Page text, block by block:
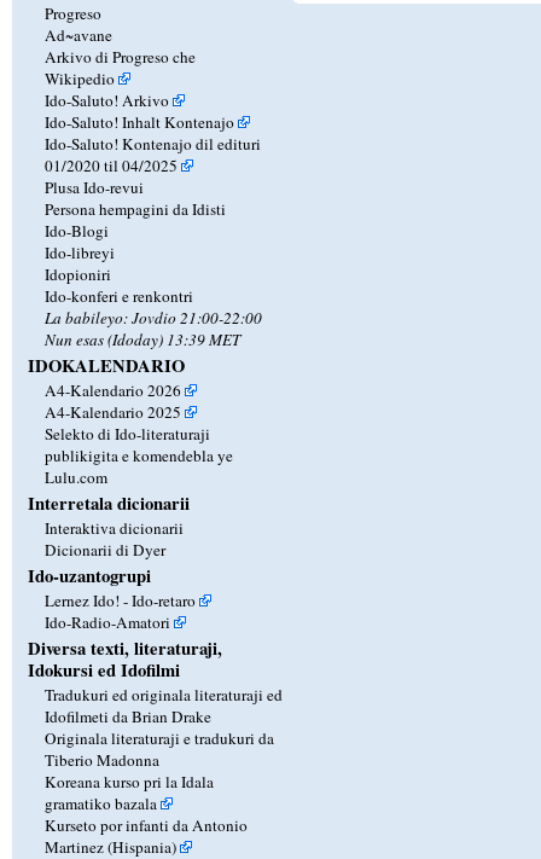
Progreso
Ad~avane
Arkivo di Progreso che
Wikipedio
Ido-Saluto! Arkivo
Ido-Saluto! Inhalt Kontenajo
Ido-Saluto! Kontenajo dil edituri
01/2020 til 04/2025
Plusa Ido-revui
Persona hempagini da Idisti
Ido-Blogi
Ido-libreyi
Idopioniri
Ido-konferi e renkontri
La babileyo: Jovdio 21:00-22:00
Nun esas (Idoday) 13:39 MET
IDOKALENDARIO
A4-Kalendario 2026
A4-Kalendario 2025
Selekto di Ido-literaturaji
publikigita e komendebla ye
Lulu.com
Interretala dicionarii
Interaktiva dicionarii
Dicionarii di Dyer
Ido-uzantogrupi
Lernez Ido! - Ido-retaro
Ido-Radio-Amatori
Diversa texti, literaturaji,
Idokursi ed Idofilmi
Tradukuri ed originala literaturaji ed
Idofilmeti da Brian Drake
Originala literaturaji e tradukuri da
Tiberio Madonna
Koreana kurso pri la Idala
gramatiko bazala
Kurseto por infanti da Antonio
Martinez (Hispania)